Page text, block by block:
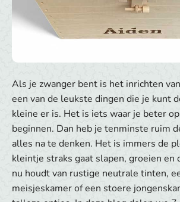
Als je zwanger bent is het inrichten
een van de leukste dingen die je kunt
kleine er is. Het is iets waar je beter
beginnen. Dan heb je tenminste ruim
alles na te denken. Het is immers de
kleintje straks gaat slapen, groeien en
nu houdt van rustige neutrale tinten,
meisjeskamer of een stoere